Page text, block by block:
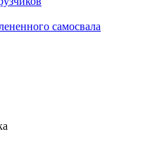
самосвала